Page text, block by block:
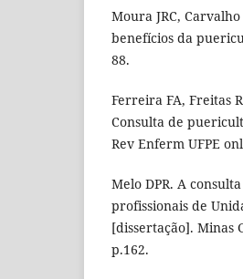
Moura JRC,
benefícios da
88.
Ferreira FA, Freitas
Consulta de
Rev Enferm UFPE
Melo DPR. A
profissionais de
[dissertação]. Minas
p.162.